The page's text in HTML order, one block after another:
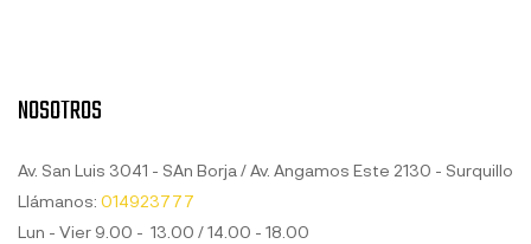
NOSOTROS
Av. San Luis 3041 - SAn Borja / Av. Angamos Este 2130 - Surquillo
Llámanos: 014923777
Lun - Vier 9.00 - 13.00 / 14.00 - 18.00